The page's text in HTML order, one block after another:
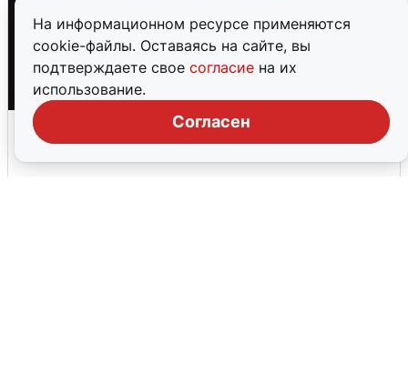
На информационном ресурсе применяются
cookie-файлы. Оставаясь на сайте, вы
подтверждаете свое согласие на их
использование.
Согласен
Взрывы в Воронеже после сигнала
тревоги